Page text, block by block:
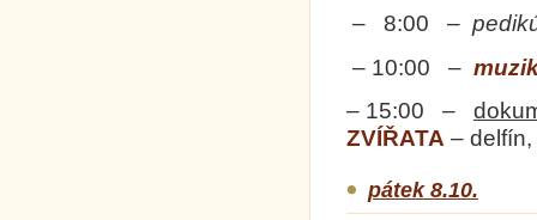
– 8:00 –
– 10:00 –
– 15:00 –
ZVÍŘATA –
pátek 8.10.